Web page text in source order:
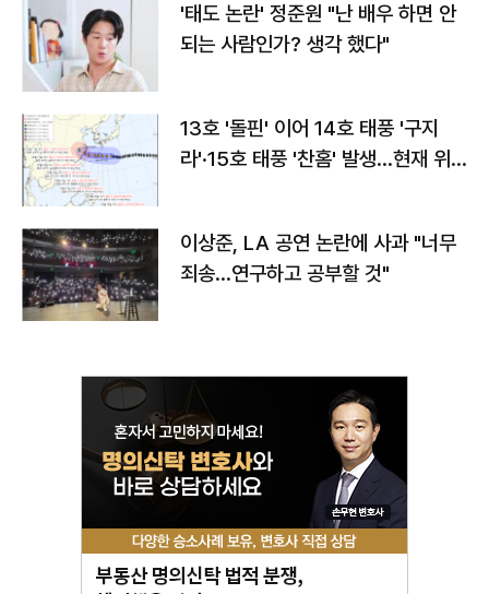
'태도 논란' 정준원 "난 배우 하면 안
되는 사람인가? 생각 했다"
13호 '돌핀' 이어 14호 태풍 '구지
라'·15호 태풍 '찬홈' 발생…현재 위
이상준, LA 공연 논란에 사과 "너무
죄송…연구하고 공부할 것"